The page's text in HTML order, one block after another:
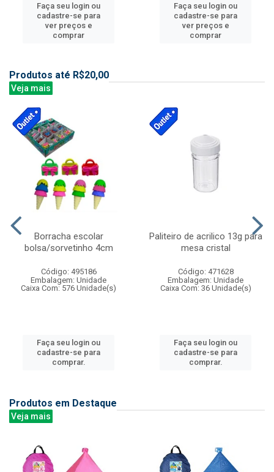
Faça seu login ou
cadastre-se para
ver preços e
comprar
Faça seu login ou
cadastre-se para
ver preços e
comprar
Produtos até R$20,00
Veja mais
Borracha escolar
bolsa/sorvetinho 4cm
Código: 495186
Embalagem: Unidade
Caixa Com: 576 Unidade(s)
Faça seu login ou
cadastre-se para
comprar.
Paliteiro de acrilico 13g para
mesa cristal
Código: 471628
Embalagem: Unidade
Caixa Com: 36 Unidade(s)
Faça seu login ou
cadastre-se para
comprar.
Produtos em Destaque
Veja mais